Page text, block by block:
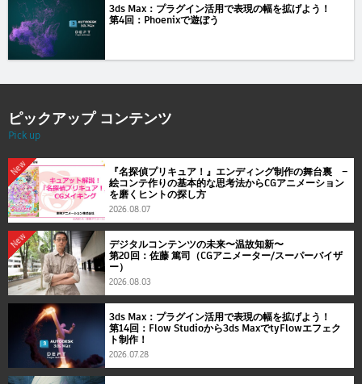
3ds Max：プラグイン活用で表現の幅を拡げよう！
第4回：Phoenixで遊ぼう
ピックアップ コンテンツ
Pick up
New
『名探偵プリキュア！』エンディング制作の舞台裏 ―
絵コンテ作りの基本的な思考法からCGアニメーション
を磨くヒントの探し方
2026.08.07
New
デジタルコンテンツの未来〜温故知新〜
第20回：佐藤 篤司（CGアニメーター/スーパーバイザ
ー）
2026.08.03
3ds Max：プラグイン活用で表現の幅を拡げよう！
第14回：Flow Studioから3ds MaxでtyFlowエフェク
ト制作！
2026.07.28